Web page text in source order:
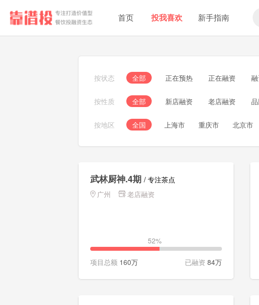
首页 投我喜欢 新手指南
按状态 全部 正在预热 正在融资
按性质 全部 新店融资 老店融资
按地区 全国 上海市 重庆市 北京市
澳门
武林厨神.4期 / 专注茶点
广州
老店融资
52%
项目总额 160万 已融资 84万